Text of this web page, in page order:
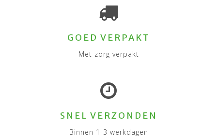
GOED VERPAKT
Met zorg verpakt
SNEL VERZONDEN
Binnen 1-3 werkdagen